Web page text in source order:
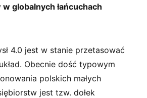
globalnych łańcuchach
4.0 jest w stanie przetasować
Obecnie dość typowym
polskich małych
jest tzw. dołek